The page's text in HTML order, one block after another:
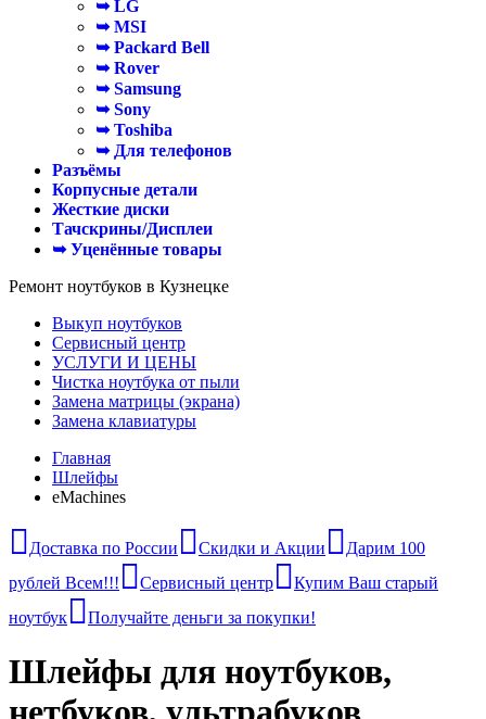
➥ LG
➥ MSI
➥ Packard Bell
➥ Rover
➥ Samsung
➥ Sony
➥ Toshiba
➥ Для телефонов
Разъёмы
Корпусные детали
Жесткие диски
Тачскрины/Дисплеи
➥ Уценённые товары
Ремонт ноутбуков в Кузнецке
Выкуп ноутбуков
Сервисный центр
УСЛУГИ И ЦЕНЫ
Чистка ноутбука от пыли
Замена матрицы (экрана)
Замена клавиатуры
Главная
Шлейфы
eMachines
Доставка по России Скидки и Акции
Дарим 100
рублей Всем!!!
Сервисный центр
Купим Ваш старый
ноутбук
Получайте деньги за покупки!
Шлейфы для ноутбуков,